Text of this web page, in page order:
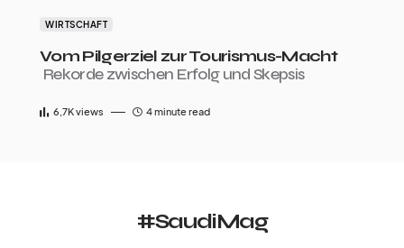
WIRTSCHAFT
Vom Pilgerziel zur Tourismus-Macht
Rekorde zwischen Erfolg und Skepsis
6,7Kviews 4 minute read
#SaudiMag